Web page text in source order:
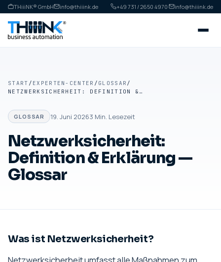
THiiiNK® GmbH info@thiiink.de +49 731 / 2650 4970· info@thiiink.de
START / EXPERTEN-CENTER / GLOSSAR /
NETZWERKSICHERHEIT: DEFINITION & ERKLÄRUNG — GLOSSAR
GLOSSAR 19. Juni 20263 Min. Lesezeit
Netzwerksicherheit:
Definition & Erklärung —
Glossar
Was ist Netzwerksicherheit?